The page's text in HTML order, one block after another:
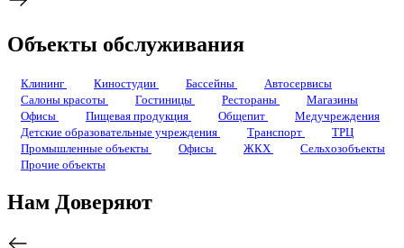
Объекты обслуживания
Клининг Киностудии Бассейны
Автосервисы
Салоны красоты
Гостиницы Рестораны
Магазины
Офисы
Пищевая продукция Общепит
Медучреждения
Детские образовательные учреждения
Транспорт
ТРЦ
Промышленные объекты
Офисы ЖКХ
Сельхозобъекты
Прочие объекты
Нам Доверяют